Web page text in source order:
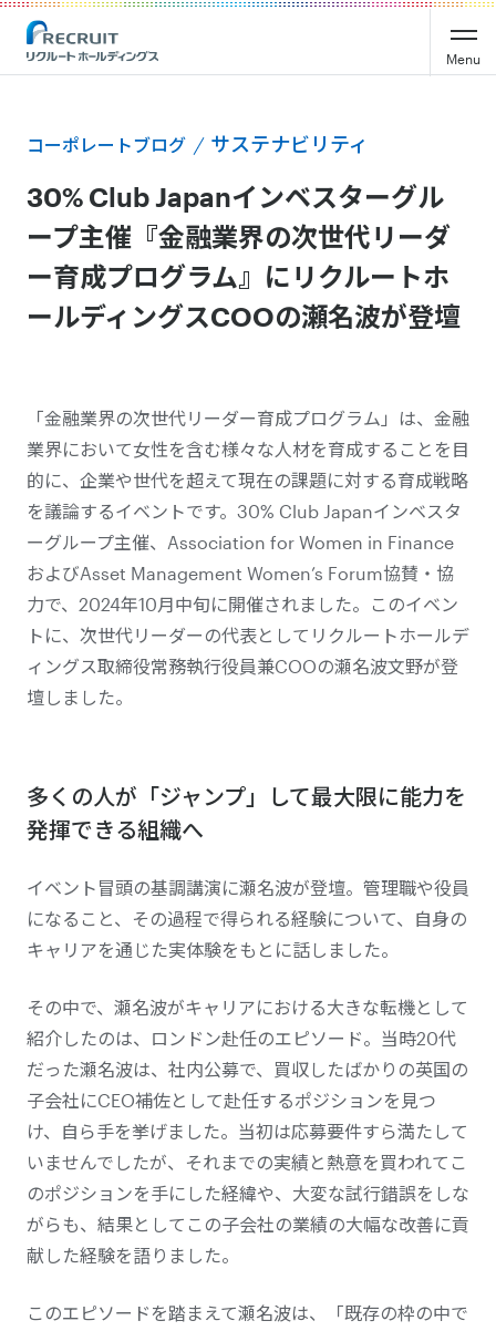
Menu
コーポレートブログ サステナビリティ
30% Club Japanインベスターグル
ープ主催『金融業界の次世代リーダ
ー育成プログラム』にリクルートホ
ールディングスCOOの瀬名波が登壇
「金融業界の次世代リーダー育成プログラム」は、金融
業界において女性を含む様々な人材を育成することを目
的に、企業や世代を超えて現在の課題に対する育成戦略
を議論するイベントです。30% Club Japanインベスタ
ーグループ主催、Association for Women in Finance
およびAsset Management Women’s Forum協賛・協
力で、2024年10月中旬に開催されました。このイベン
トに、次世代リーダーの代表としてリクルートホールデ
ィングス取締役常務執行役員兼COOの瀬名波文野が登
壇しました。
多くの人が「ジャンプ」して最大限に能力を
発揮できる組織へ
イベント冒頭の基調講演に瀬名波が登壇。管理職や役員
になること、その過程で得られる経験について、自身の
キャリアを通じた実体験をもとに話しました。
その中で、瀬名波がキャリアにおける大きな転機として
紹介したのは、ロンドン赴任のエピソード。当時20代
だった瀬名波は、社内公募で、買収したばかりの英国の
子会社にCEO補佐として赴任するポジションを見つ
け、自ら手を挙げました。当初は応募要件すら満たして
いませんでしたが、それまでの実績と熱意を買われてこ
のポジションを手にした経緯や、大変な試行錯誤をしな
がらも、結果としてこの子会社の業績の大幅な改善に貢
献した経験を語りました。
このエピソードを踏まえて瀬名波は、「既存の枠の中で